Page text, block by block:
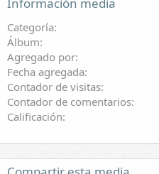
Categoría
Álbum
Agregado por
Fecha agregada
Contador de visitas
Contador de comentarios
Calificación